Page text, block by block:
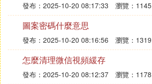
發布：2025-10-20 08:17:33 瀏覽：1145
圖案密碼什麼意思
發布：2025-10-20 08:16:56 瀏覽：1319
怎麼清理微信視頻緩存
發布：2025-10-20 08:12:37 瀏覽：1178